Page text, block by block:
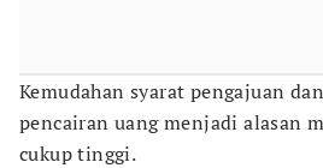
Kemudahan syarat pengajuan
pencairan uang menjadi alasan
cukup tinggi.